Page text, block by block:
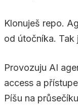
Klonuješ repo.
od útočníka. Tak
Provozuju AI
access a
Píšu na